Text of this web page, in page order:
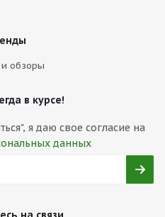
и обзоры
в курсе!
я даю свое согласие на
данных